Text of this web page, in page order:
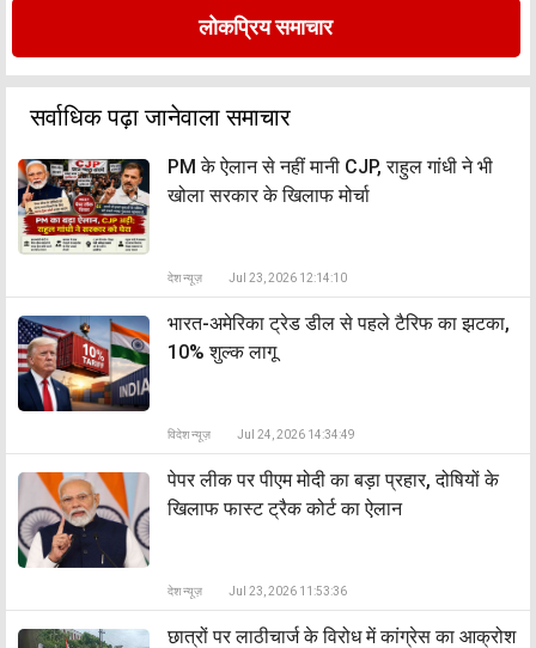
लोकप्रिय समाचार
सर्वाधिक पढ़ा जानेवाला समाचार
PM के ऐलान से नहीं मानी CJP, राहुल गांधी ने भी
खोला सरकार के खिलाफ मोर्चा
देश न्यूज़ Jul 23, 2026 12:14:10
भारत-अमेरिका ट्रेड डील से पहले टैरिफ का झटका,
10% शुल्क लागू
विदेश न्यूज़ Jul 24, 2026 14:34:49
पेपर लीक पर पीएम मोदी का बड़ा प्रहार, दोषियों के
खिलाफ फास्ट ट्रैक कोर्ट का ऐलान
देश न्यूज़ Jul 23, 2026 11:53:36
छात्रों पर लाठीचार्ज के विरोध में कांग्रेस का आक्रोश